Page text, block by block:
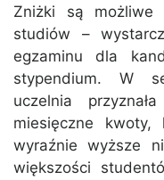
Zniżki są możliwe
studiów –
egzaminu dla
stypendium. W
uczelnia
miesięczne
wyraźnie wyższe
większości